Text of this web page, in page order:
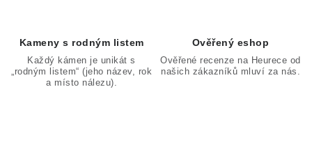
Kameny s rodným listem
Každý kámen je unikát s
„rodným listem“ (jeho název, rok
a místo nálezu).
Ověřený eshop
Ověřené recenze na Heurece od
našich zákazníků mluví za nás.